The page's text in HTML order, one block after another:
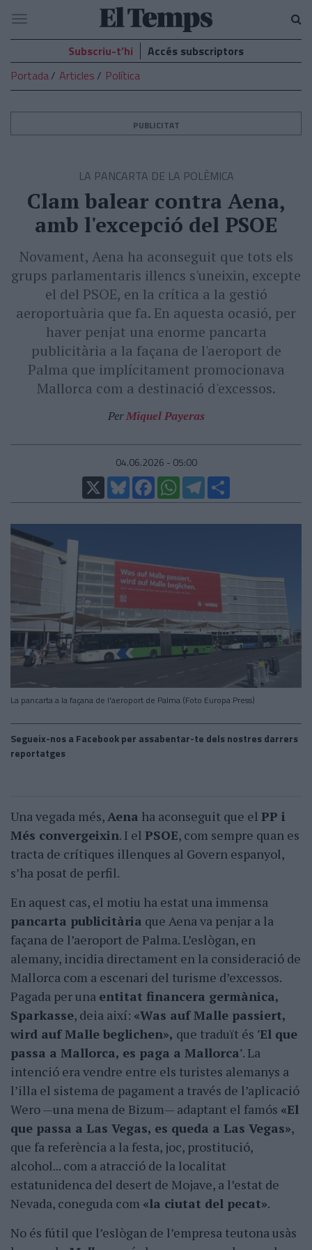
El
Temps
Navegació
Subscriu-t’hi
Accés subscriptors
Portada
Articles Política
PUBLICITAT
LA PANCARTA DE LA POLÈMICA
Clam balear contra Aena,
amb l'excepció del PSOE
Novament, Aena ha aconseguit que tots els
grups parlamentaris illencs s'uneixin, excepte
el del PSOE, en la crítica a la gestió
aeroportuària que fa. En aquesta ocasió, per
haver penjat una enorme pancarta
publicitària a la façana de l'aeroport de
Palma que implícitament promocionava
Mallorca com a destinació d'excessos.
PerMiquel Payeras
04.06.2026 - 05:00
X
BlueskyFacebookWhatsAppTelegram
La pancarta a la façana de l'aeroport de Palma (Foto Europa Press)
Segueix-nos a Facebook per assabentar-te dels nostres darrers
reportatges
Una vegada més,Aena ha aconseguit que el PP i
Més convergeixin. I el PSOE, com sempre quan es
tracta de crítiques illenques al Govern espanyol,
s’ha posat de perfil.
En aquest cas, el motiu ha estat una immensa
pancarta publicitària que Aena va penjar a la
façana de l’aeroport de Palma. L’eslògan, en
alemany, incidia directament en la consideració de
Mallorca com a escenari del turisme d’excessos.
Pagada per una entitat financera germànica,
Sparkasse, deia així: «Was auf Malle passiert,
wird auf Malle beglichen», que traduït és 'El que
passa a Mallorca, es paga a Mallorca'. La
intenció era vendre entre els turistes alemanys a
l’illa el sistema de pagament a través de l’aplicació
Wero —una mena de Bizum— adaptant el famós «El
que passa a Las Vegas, es queda a Las Vegas»,
que fa referència a la festa, joc, prostitució,
alcohol... com a atracció de la localitat
estatunidenca del desert de Mojave, a l’estat de
Nevada, coneguda com «la ciutat del pecat».
No és fútil que l’eslògan de l’empresa teutona usàs